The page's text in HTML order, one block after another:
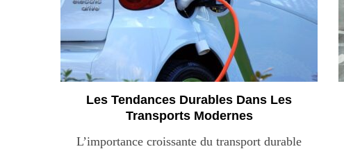
Les Tendances Durables Dans Les
Transports Modernes
L’importance croissante du transport durable